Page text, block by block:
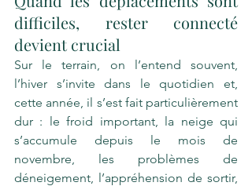
difficiles, rester connecté
devient crucial
Sur le terrain, on l’entend souvent,
l’hiver s’invite dans le quotidien et,
cette année, il s’est fait particulièrement
dur : le froid important, la neige qui
s’accumule depuis le mois de
novembre, les problèmes de
déneigement, l’appréhension de sortir,